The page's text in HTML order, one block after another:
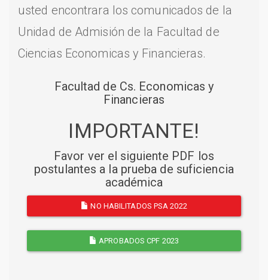
usted encontrara los comunicados de la
Unidad de Admisión de la Facultad de
Ciencias Economicas y Financieras.
Facultad de Cs. Economicas y
Financieras
IMPORTANTE!
Favor ver el siguiente PDF los
postulantes a la prueba de suficiencia
académica
NO HABILITADOS PSA 2022
APROBADOS CPF 2023